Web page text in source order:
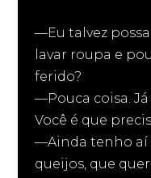
—Eu talvez
lavar roupa e
ferido?
—Pouca coisa.
Você é que
—Ainda tenho aí
queijos, que